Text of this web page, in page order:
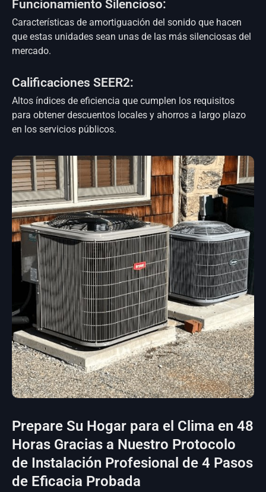
Funcionamiento Silencioso:
Características de amortiguación del sonido que hacen
que estas unidades sean unas de las más silenciosas del
mercado.
Calificaciones SEER2:
Altos índices de eficiencia que cumplen los requisitos
para obtener descuentos locales y ahorros a largo plazo
en los servicios públicos.
Prepare Su Hogar para el Clima en 48
Horas Gracias a Nuestro Protocolo
de Instalación Profesional de 4 Pasos
de Eficacia Probada